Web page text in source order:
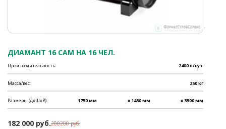
ДИАМАНТ 16 САМ НА 16 ЧЕЛ.
Производительность: 2400 л/сут
Масса/вес: 250 кг
Размеры (ДхШхВ): 1750 мм x 1450 мм x 3500 мм
182 000 руб.200200 руб.